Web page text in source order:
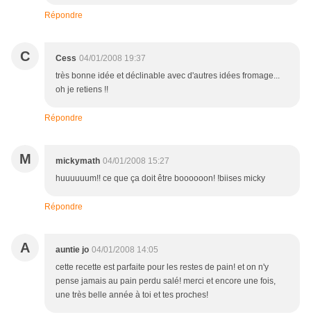
Répondre
C Cess 04/01/2008 19:37
très bonne idée et déclinable avec d'autres idées fromage...
oh je retiens !!
Répondre
M mickymath 04/01/2008 15:27
huuuuuum!! ce que ça doit être boooooon! !biises micky
Répondre
A auntie jo 04/01/2008 14:05
cette recette est parfaite pour les restes de pain! et on n'y
pense jamais au pain perdu salé! merci et encore une fois,
une très belle année à toi et tes proches!